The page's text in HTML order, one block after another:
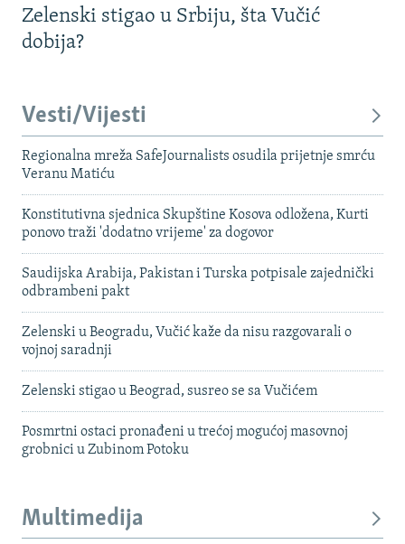
Zelenski stigao u Srbiju, šta Vučić
dobija?
Vesti/Vijesti
Regionalna mreža SafeJournalists osudila prijetnje smrću
Veranu Matiću
Konstitutivna sjednica Skupštine Kosova odložena, Kurti
ponovo traži 'dodatno vrijeme' za dogovor
Saudijska Arabija, Pakistan i Turska potpisale zajednički
odbrambeni pakt
Zelenski u Beogradu, Vučić kaže da nisu razgovarali o
vojnoj saradnji
Zelenski stigao u Beograd, susreo se sa Vučićem
Posmrtni ostaci pronađeni u trećoj mogućoj masovnoj
grobnici u Zubinom Potoku
Multimedija